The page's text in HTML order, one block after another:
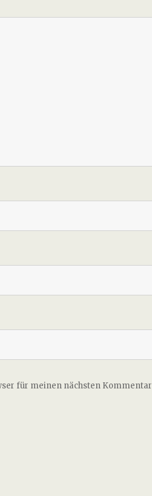
für meinen nächsten Kommentar